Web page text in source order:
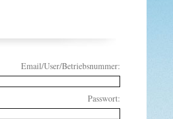
Email/User/Betriebsnummer:
Passwort: